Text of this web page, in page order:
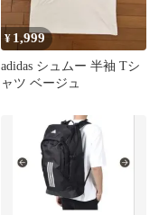
¥ 1,999
adidas シュムー 半袖 Tシ
ャツ ベージュ